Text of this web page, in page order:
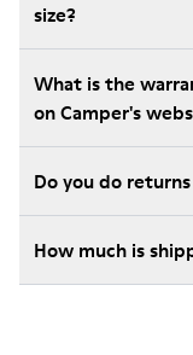
size?
What is the
on Camper's
Do you do
How much is